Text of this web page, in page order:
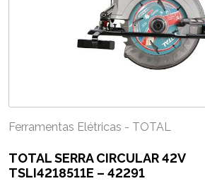
Ferramentas Elétricas - TOTAL
TOTAL SERRA CIRCULAR 42V
TSLI4218511E – 42291